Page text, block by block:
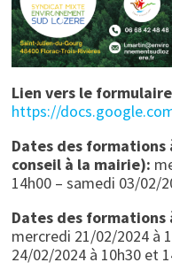
Lien vers le
https://
Dates des formations
conseil à la mairie):
14h00 – samedi 03/02/
Dates des formations
mercredi 21/02/2024 à
24/02/2024 à 10h30 et